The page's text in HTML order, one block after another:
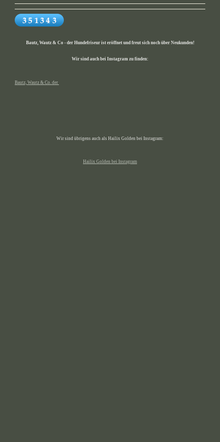
Bautz, Wautz & Co - der Hundefriseur ist eröffnet und freut sich noch über Neukunden!
Wir sind auch bei Instagram zu finden:
Bautz, Wautz & Co. der
Wir sind übrigens auch als Hailix Golden bei Instagram:
Hailix Golden bei Instagram